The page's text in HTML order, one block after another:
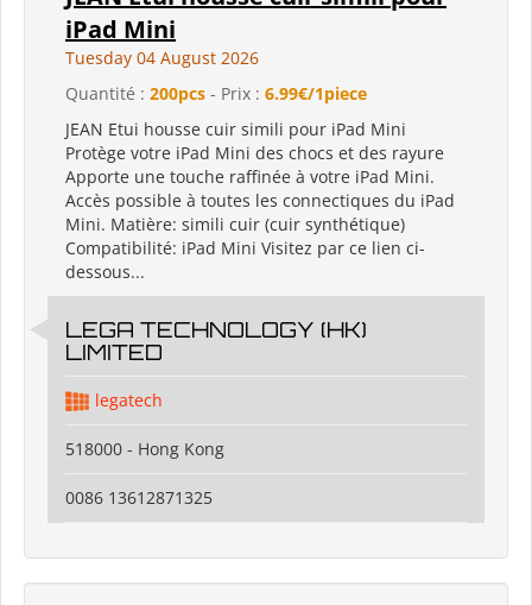
iPad Mini
Tuesday 04 August 2026
Quantité : 200pcs - Prix : 6.99€/1piece
JEAN Etui housse cuir simili pour iPad Mini
Protège votre iPad Mini des chocs et des rayure
Apporte une touche raffinée à votre iPad Mini.
Accès possible à toutes les connectiques du iPad
Mini. Matière: simili cuir (cuir synthétique)
Compatibilité: iPad Mini Visitez par ce lien ci-
dessous...
LEGA TECHNOLOGY (HK)
LIMITED
legatech
518000 - Hong Kong
0086 13612871325